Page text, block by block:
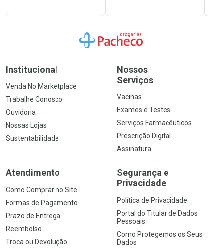
Ir para a Home
Institucional
Venda No Marketplace
Trabalhe Conosco
Ouvidoria
Nossas Lojas
Sustentabilidade
Nossos
Serviços
Vacinas
Exames e Testes
Serviços Farmacêuticos
Prescrição Digital
Assinatura
Atendimento
Como Comprar no Site
Formas de Pagamento
Prazo de Entrega
Reembolso
Troca ou Devolução
Segurança e
Privacidade
Política de Privacidade
Portal do Titular de Dados
Pessoais
Como Protegemos os Seus
Dados